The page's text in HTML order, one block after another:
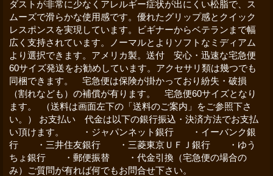
ダストが非常に少なくアレルギー症状が出にくい松脂で、ス
ムーズで滑らかな使用感です。優れたグリップ感とクイック
レスポンスを実現しています。ビギナーからベテランまで幅
広く支持されています。ノーマルとよりソフトなミディアム
より選択できます。アメリカ製。送付 安心・迅速な宅急便
60サイズ発送をお勧めしています。アクセサリ類は幾つでも
同梱できます。 宅急便は保険が掛かっており紛失・破損
（割れなども）の補償が有ります。 宅急便60サイズとなり
ます。 （送料は画面左下の「送料のご案内」をご参照下さ
い。） お支払い 代金は以下の銀行振込・決済方法でお支払
い頂けます。 ・ジャパンネット銀行 ・イーバンク銀
行 ・三井住友銀行 ・三菱東京ＵＦＪ銀行 ・ゆう
ちょ銀行 ・郵便振替 ・代金引換（宅急便の場合の
み）ご質問が有れば何でもお問合せ下さい。